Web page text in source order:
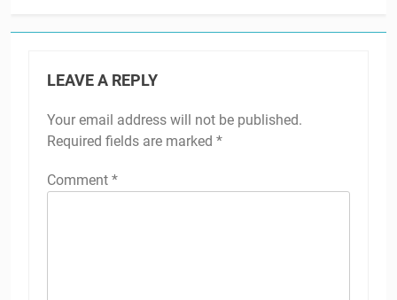
LEAVE A REPLY
Your email address will not be published.
Required fields are marked *
Comment *